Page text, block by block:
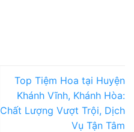
Top Tiệm Hoa tại Huyện
Khánh Vĩnh, Khánh Hòa:
Chất Lượng Vượt Trội, Dịch
Vụ Tận Tâm